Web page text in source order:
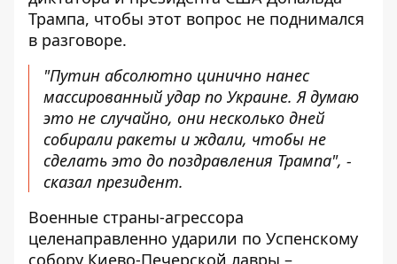
Трампа, чтобы этот вопрос не поднимался
в разговоре.
"Путин абсолютно цинично нанес
массированный удар по Украине. Я думаю
это не случайно, они несколько дней
собирали ракеты и ждали, чтобы не
сделать это до поздравления Трампа", -
сказал президент.
Военные страны-агрессора
целенаправленно ударили по Успенскому
собору Киево-Печерской лавры –